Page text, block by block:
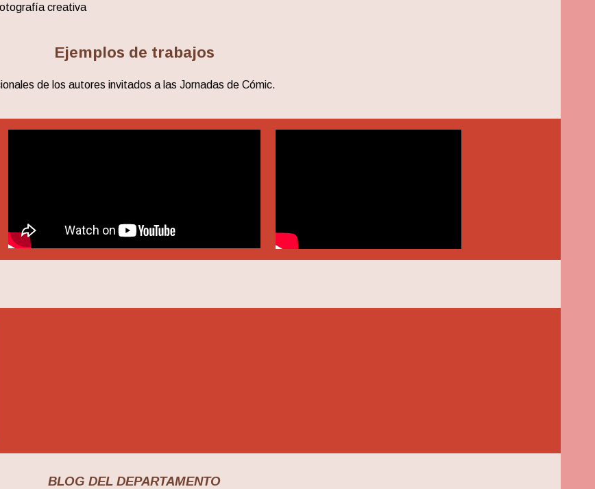
creativa
Ejemplos de trabajos
de los autores invitados a las Jornadas de Cómic.
BLOG DEL DEPARTAMENTO